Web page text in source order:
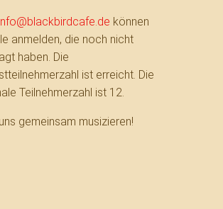
können
anmelden, die noch nicht
haben. Die
ist erreicht. Die
Teilnehmerzahl ist 12.
gemeinsam musizieren!